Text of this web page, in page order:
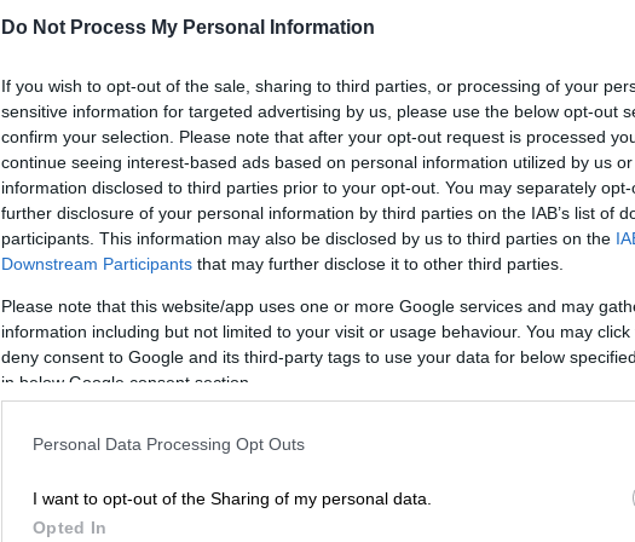
Do Not Process My Personal Information
If you wish to opt-out of the sale, sharing to third parties, or processing of your
sensitive information for targeted advertising by us, please use the below opt-out
confirm your selection. Please note that after your opt-out request is processed
continue seeing interest-based ads based on personal information utilized by us
information disclosed to third parties prior to your opt-out. You may separately
further disclosure of your personal information by third parties on the IAB’s list of
participants. This information may also be disclosed by us to third parties on the
Downstream Participants that may further disclose it to other third parties.
Please note that this website/app uses one or more Google services and may
information including but not limited to your visit or usage behaviour. You may
deny consent to Google and its third-party tags to use your data for below
in below Google consent section.
Personal Data Processing Opt Outs
I want to opt-out of the Sharing of my personal data.
Opted In
στον Γιάννη Αντετοκούνμπο
Ελλάδα |17.10.2025 23:23
Ένα λεωφορείο με...φαντάσματα
στους δρόμους της Θεσσαλονίκης
ενόψει Halloween – Η τρομερή
έμπνευση του οδηγού
Σκηνικό που παραπέμπει σε σκηνή
κινηματογραφικής ταινίας τρόμου